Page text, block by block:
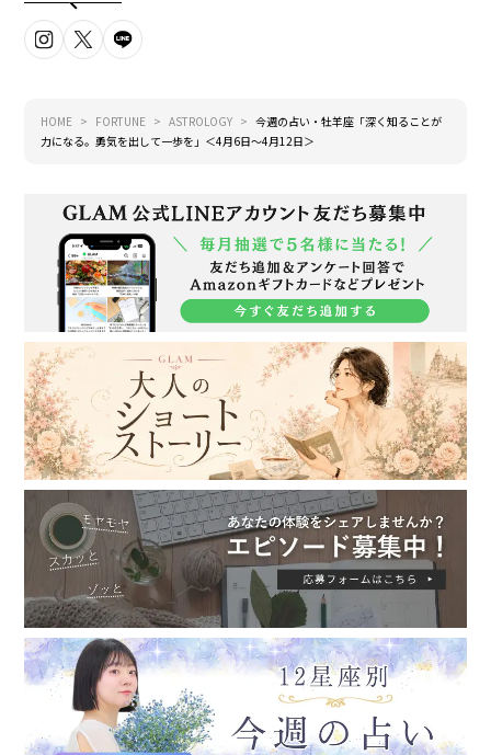
HOME FORTUNE ASTROLOGY
今週の占い・牡羊座「深く知ることが
力になる。勇気を出して一歩を」＜4月6日～4月12日＞